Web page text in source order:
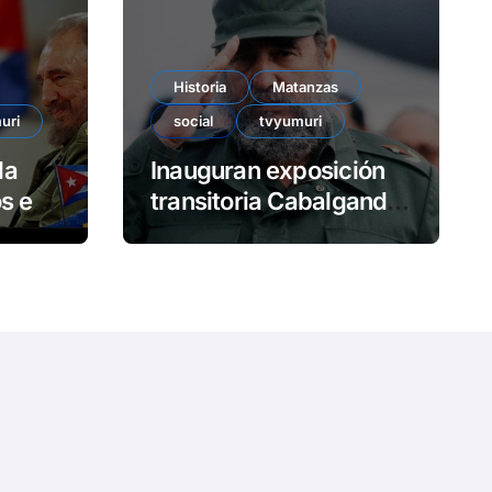
Historia
Matanzas
social
tvyumuri
Inauguran exposición
transitoria Cabalgando
con Fidel